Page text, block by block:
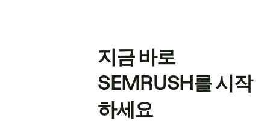
지금 바로
SEMRUSH를 시작
하세요